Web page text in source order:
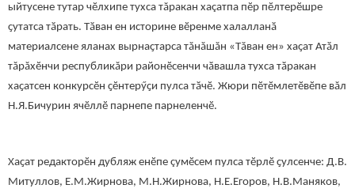
ыйтусене тутар чӗлхипе тухса тăракан хаçатпа пӗр пӗлтерӗшре
ҫутатса тӑрать. Тӑван ен историне вӗренме халалланӑ
материалсене яланах вырнаҫтарса тăнăшăн «Тăван ен» хаҫат Атӑл
тăрăхӗнчи республикăри районӗсенчи чӑвашла тухса тӑракан
хаҫатсен конкурсӗн ҫӗнтерӳҫи пулса тӑчӗ. Жюри пӗтӗмлетӗвӗпе вăл
Н.Я.Бичурин ячӗллӗ парнепе парнеленчӗ.
Хаҫат редакторӗн дубляж енӗпе çумӗсем пулса тӗрлӗ ҫулсенче: Д.В.
Митуллов, Е.М.Жирнова, М.Н.Жирнова, Н.Е.Егоров, Н.В.Маняков,